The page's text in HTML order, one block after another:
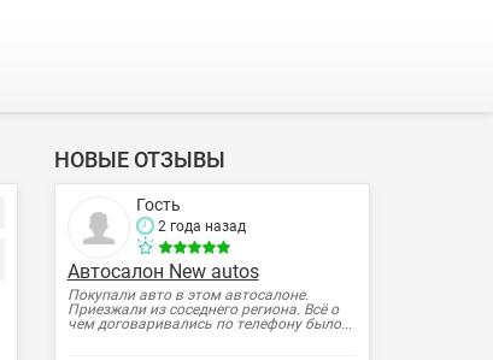
НОВЫЕ ОТЗЫВЫ
Гость
2 года назад
Автосалон New autos
Покупали авто в этом автосалоне.
Приезжали из соседнего региона. Всё о
чем договаривались по телефону было...